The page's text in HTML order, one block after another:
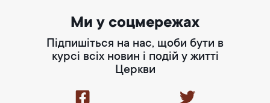
Ми у соцмережах
Підпишіться на нас, щоби бути в
курсі всіх новин і подій у житті
Церкви